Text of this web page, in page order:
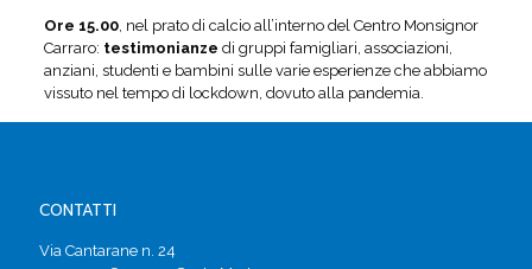
Ore 15.00, nel prato di calcio all’interno del Centro Monsignor
Carraro: testimonianze di gruppi famigliari, associazioni,
anziani, studenti e bambini sulle varie esperienze che abbiamo
vissuto nel tempo di lockdown, dovuto alla pandemia.
CONTATTI
Via Cantarane n. 24